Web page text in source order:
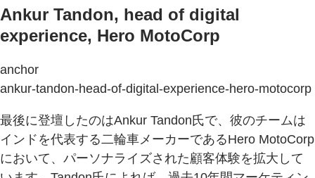
Ankur Tandon, head of digital
experience, Hero MotoCorp
anchor
ankur-tandon-head-of-digital-experience-hero-motocorp
最後に登壇したのはAnkur Tandon氏で、彼のチームは
インドを代表する二輪車メーカーであるHero MotoCorp
において、パーソナライズされた顧客体験を拡大して